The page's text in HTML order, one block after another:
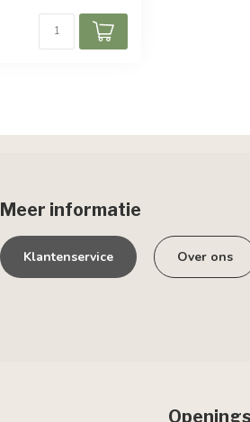
Meer informatie
Klantenservice Over ons